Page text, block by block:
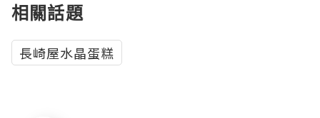
相關話題
長崎屋水晶蛋糕